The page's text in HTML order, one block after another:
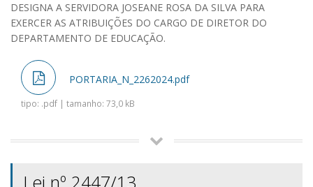
DESIGNA A SERVIDORA JOSEANE ROSA DA SILVA PARA
EXERCER AS ATRIBUIÇÕES DO CARGO DE DIRETOR DO
DEPARTAMENTO DE EDUCAÇÃO.
PORTARIA_N_2262024.pdf
tipo: .pdf | tamanho: 73,0 kB